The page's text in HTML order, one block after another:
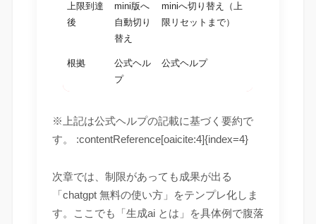
上限到達
後
mini版へ
自動切り
替え
miniへ切り替え（上
限リセットまで）
根拠
公式ヘル
プ
公式ヘルプ
※上記は公式ヘルプの記載に基づく要約で
す。 :contentReference[oaicite:4]{index=4}
次章では、制限があっても成果が出る
「chatgpt 無料の使い方」をテンプレ化しま
す。ここでも「生成ai とは」を具体例で腹落